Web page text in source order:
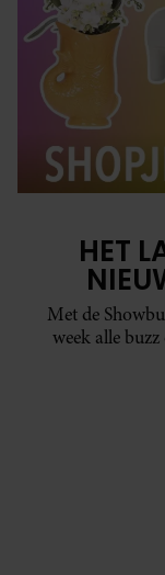
HET
Met de
week alle